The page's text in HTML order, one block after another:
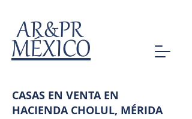
MÉXICO
AR&PR
CASAS EN VENTA EN
HACIENDA CHOLUL, MÉRIDA